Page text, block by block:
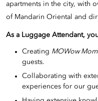
apartments in the city, with
of Mandarin Oriental and
As a Luggage Attendant,
Creating MOWow
guests.
Collaborating with
experiences for our